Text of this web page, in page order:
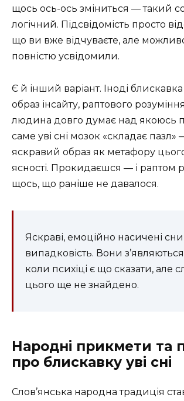
щось ось-ось зміниться — такий
логічний. Підсвідомість просто
що ви вже відчуваєте, але
повністю усвідомили.
Є й інший варіант. Іноді
образ інсайту, раптового
людина довго думає над якоюсь
саме уві сні мозок «складає пазл»
яскравий образ як метафору
ясності. Прокидаєшся — і раптом
щось, що раніше не давалося.
Яскраві, емоційно насичені
випадковість. Вони
коли психіці є що сказати, але
цього ще не знайдено.
Народні прикмети та
про блискавку уві сні
Слов’янська народна традиція